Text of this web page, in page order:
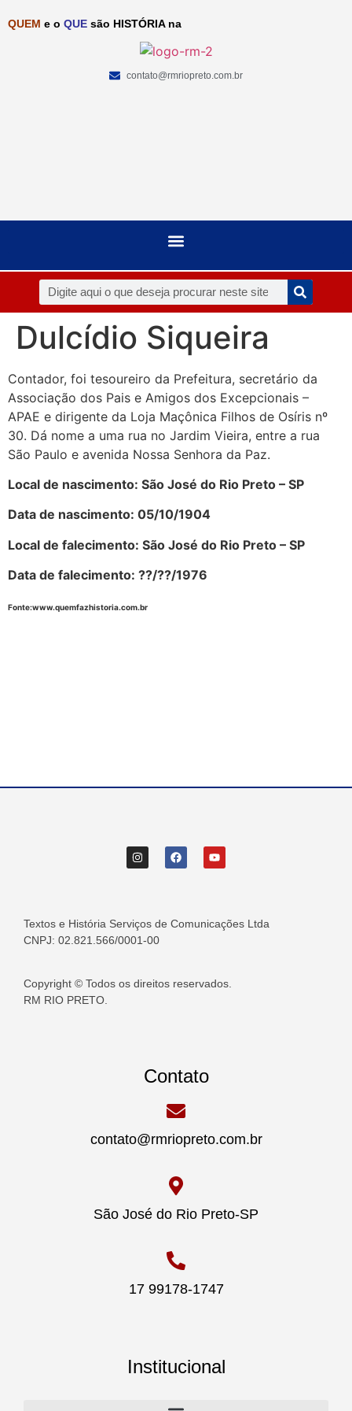
QUEM e o QUE são HISTÓRIA na
contato@rmriopreto.com.br
Dulcídio Siqueira
Contador, foi tesoureiro da Prefeitura, secretário da
Associação dos Pais e Amigos dos Excepcionais –
APAE e dirigente da Loja Maçônica Filhos de Osíris nº
30. Dá nome a uma rua no Jardim Vieira, entre a rua
São Paulo e avenida Nossa Senhora da Paz.
Local de nascimento: São José do Rio Preto – SP
Data de nascimento: 05/10/1904
Local de falecimento: São José do Rio Preto – SP
Data de falecimento: ??/??/1976
Fonte:www.quemfazhistoria.com.br
Textos e História Serviços de Comunicações Ltda
CNPJ: 02.821.566/0001-00
Copyright © Todos os direitos reservados.
RM RIO PRETO.
Contato
contato@rmriopreto.com.br
São José do Rio Preto-SP
17 99178-1747
Institucional